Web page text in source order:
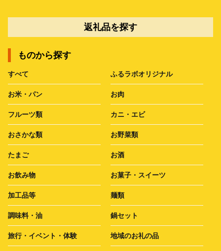
返礼品を探す
ものから探す
すべて ふるラボオリジナル
お米・パン お肉
フルーツ類 カニ・エビ
おさかな類 お野菜類
たまご お酒
お飲み物 お菓子・スイーツ
加工品等 麺類
調味料・油 鍋セット
旅行・イベント・体験 地域のお礼の品